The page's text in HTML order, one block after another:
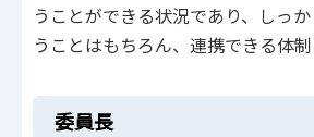
うことができる状況であり、しっ
うことはもちろん、連携できる体
委員長